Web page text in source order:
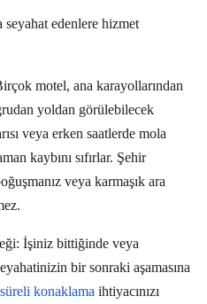
edenlere hizmet
motel, ana karayollarından
yoldan görülebilecek
veya erken saatlerde mola
kaybını sıfırlar. Şehir
veya karmaşık ara
İşiniz bittiğinde veya
bir sonraki aşamasına
konaklama ihtiyacınızı